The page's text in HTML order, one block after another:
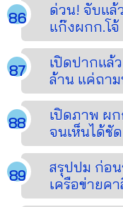
ด่วน! จับแ
แก๊งผกก.โจ้
เปิดปากแล้
ล้าน แค่ถา
เปิดภาพ ผ
จนเห็นได้ชัด
สรุปปม ก่อน
เครือข่ายค